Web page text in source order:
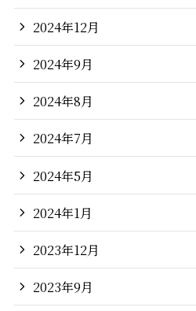
2024年12月
2024年9月
2024年8月
2024年7月
2024年5月
2024年1月
2023年12月
2023年9月